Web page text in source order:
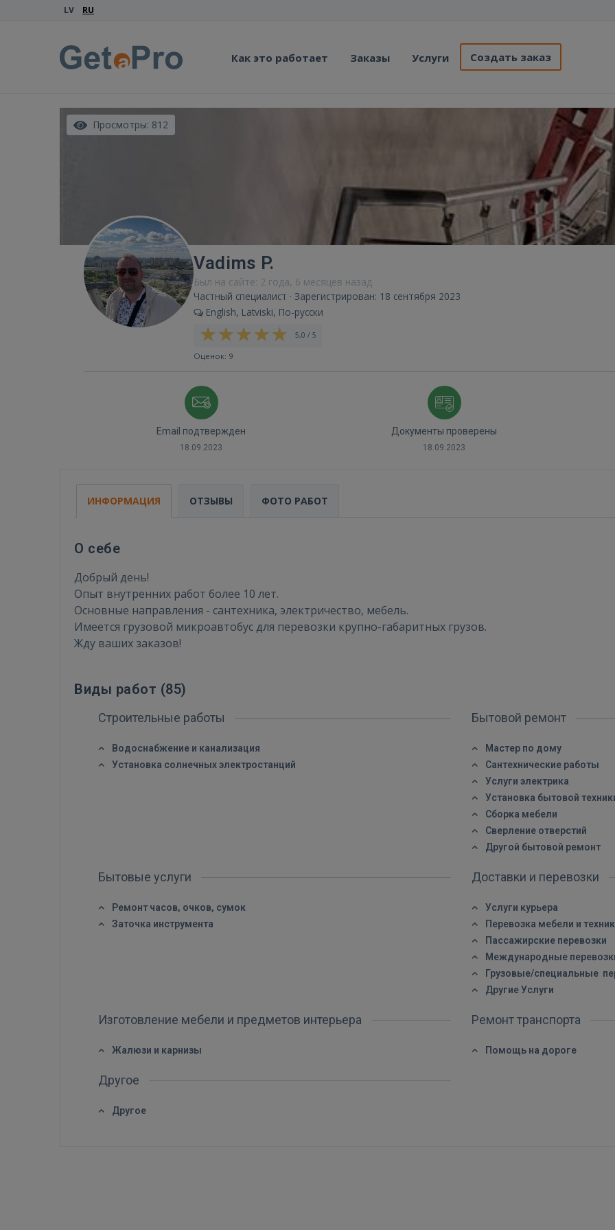
LV RU
Как это работает Заказы Услуги Создать заказ
Запомнить?
FACEBOOK
GOOGLE
 Sign in with Apple
Ещё не зарегистрированы?
РЕГИСТРАЦИЯ
Просмотры: 812
Vadims P.
Был на сайте: 2 года, 6 месяцев назад
Частный специалист · Зарегистрирован: 18 сентября 2023
English, Latviski, По-русски
5,0 / 5
Оценок: 9
Email подтвержден
18.09.2023
Документы проверены
18.09.2023
ИНФОРМАЦИЯ ОТЗЫВЫ ФОТО РАБОТ
О себе
Добрый день!
Опыт внутренних работ более 10 лет.
Основные направления - сантехника, электричество, мебель.
Имеется грузовой микроавтобус для перевозки крупно-габаритных грузов.
Жду ваших заказов!
Виды работ (85)
Строительные работы
Водоснабжение и канализация
Установка солнечных электростанций
Бытовой ремонт
Мастер по дому
Сантехнические работы
Услуги электрика
Установка бытовой
Сборка мебели
Сверление отверстий
Другой бытовой ремонт
Бытовые услуги
Ремонт часов, очков, сумок
Заточка инструмента
Доставки и перевозки
Услуги курьера
Перевозка мебели и
Пассажирские перевозки
Международные
Грузовые/специальные
Другие Услуги
Изготовление мебели и предметов интерьера
Жалюзи и карнизы
Ремонт транспорта
Помощь на дороге
Другое
Другое